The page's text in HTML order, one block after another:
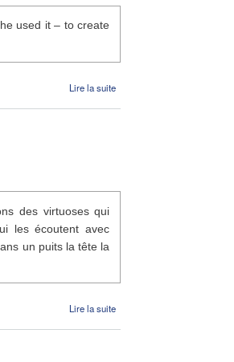
used it – to create
Lire la suite
French
des virtuoses qui
les écoutent avec
un puits la tête la
Lire la suite
avons